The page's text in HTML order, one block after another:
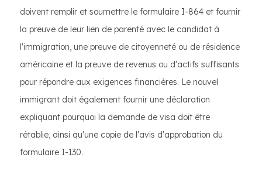
doivent remplir et soumettre le formulaire I-864 et fournir
la preuve de leur lien de parenté avec le candidat à
l'immigration, une preuve de citoyenneté ou de résidence
américaine et la preuve de revenus ou d'actifs suffisants
pour répondre aux exigences financières. Le nouvel
immigrant doit également fournir une déclaration
expliquant pourquoi la demande de visa doit être
rétablie, ainsi qu'une copie de l'avis d'approbation du
formulaire I-130.